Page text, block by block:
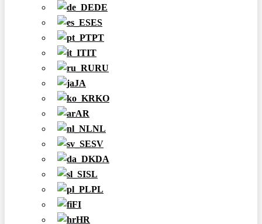
DE
ES
PT
IT
RU
JA
KO
AR
NL
SV
DA
SL
PL
FI
HR